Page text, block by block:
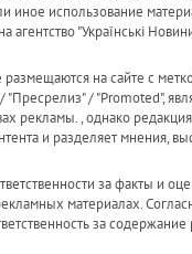
иное использование
агентство "Українськi
на сайте с
"Пресрелиз" / "Promoted",
рекламы. , однако редакция
и разделяет мнения,
за факты и
материалах.
за